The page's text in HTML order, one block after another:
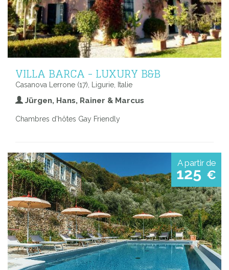
VILLA BARCA - LUXURY B&B
Casanova Lerrone (17), Ligurie, Italie
Jürgen, Hans, Rainer & Marcus
Chambres d'hôtes Gay Friendly
A partir de
125 €